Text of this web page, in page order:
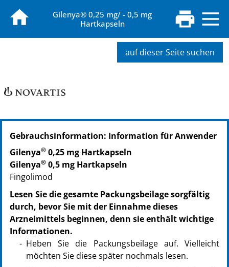
Gilenya® 0,25 mg/ - 0,5 mg
Hartkapseln
auf dieser Seite suchen
Gebrauchsinformation: Information für Anwender
Gilenya® 0,25 mg Hartkapseln
Gilenya® 0,5 mg Hartkapseln
Fingolimod
Lesen Sie die gesamte Packungsbeilage sorgfältig
durch, bevor Sie mit der Einnahme dieses
Arzneimittels beginnen, denn sie enthält wichtige
Informationen.
Heben Sie die Packungsbeilage auf. Vielleicht
möchten Sie diese später nochmals lesen.